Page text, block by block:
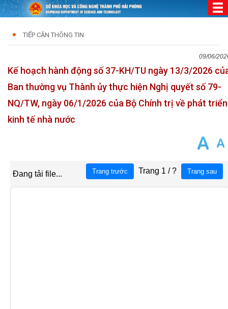
TIẾP CẬN THÔNG TIN
09/06/
Kế hoạch hành động số 37-KH/TU ngày 13/3/2026
Ban thường vụ Thành ủy thực hiện Nghị quyết số 79-
NQ/TW, ngày 06/1/2026 của Bộ Chính trị về phát triển
kinh tế nhà nước